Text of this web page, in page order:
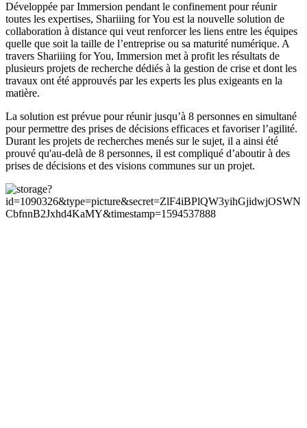
Développée par Immersion pendant le confinement pour réunir
toutes les expertises, Shariiing for You est la nouvelle solution de
collaboration à distance qui veut renforcer les liens entre les équipes
quelle que soit la taille de l’entreprise ou sa maturité numérique. A
travers Shariiing for You, Immersion met à profit les résultats de
plusieurs projets de recherche dédiés à la gestion de crise et dont les
travaux ont été approuvés par les experts les plus exigeants en la
matière.
La solution est prévue pour réunir jusqu’à 8 personnes en simultané
pour permettre des prises de décisions efficaces et favoriser l’agilité.
Durant les projets de recherches menés sur le sujet, il a ainsi été
prouvé qu'au-delà de 8 personnes, il est compliqué d’aboutir à des
prises de décisions et des visions communes sur un projet.